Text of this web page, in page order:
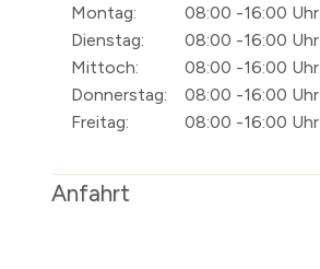
Montag:
08:00 -16:00 Uhr
Dienstag:
08:00 -16:00 Uhr
Mittoch:
08:00 -16:00 Uhr
Donnerstag:
08:00 -16:00 Uhr
Freitag:
08:00 -16:00 Uhr
Anfahrt